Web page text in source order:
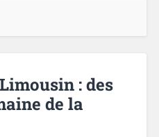
: des
de la